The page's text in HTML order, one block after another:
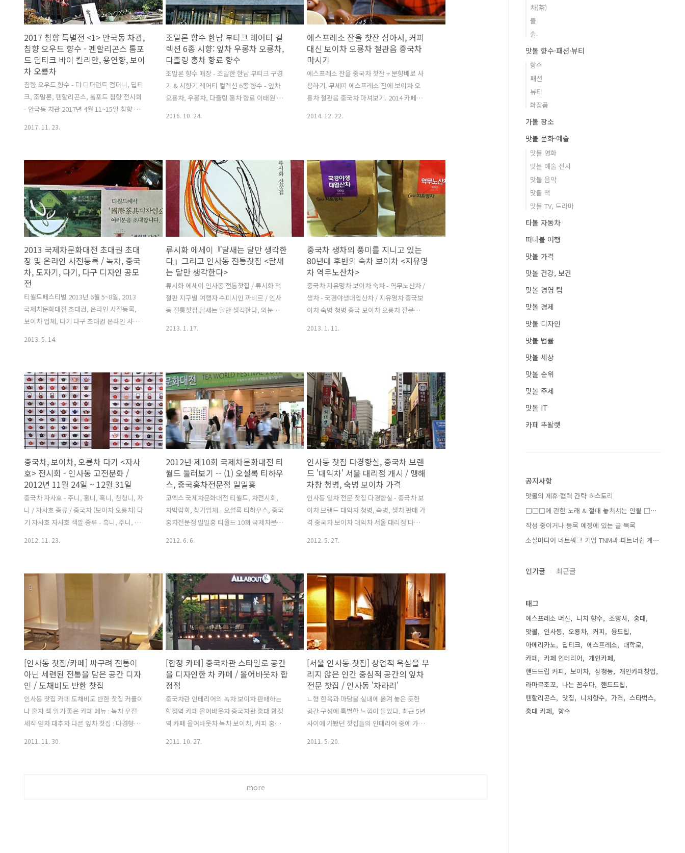
향이 높은, '뜬구름 잡거나 실체 오간 데 없이
과장 충만한 언사의 나열'이 없는, 간결하게
말고는 다른 준비 없이 달려든 기색은 안 보
이고, 오랜 준비에 고심한 흔적 담긴 ..
는 호사스러운 행동은 제정신 박힌 중이라면
할 짓이 아니라는 것 깨달았습니다. 입이라
좋은 차를 찾게 되는데, 입에 맞는 차 마시려
면 보이차 한 편(330g)에 적어도 수..
만원 골동 보이차 편당 시세 (추정)80년대:
500~1,000만원대70년대: 1,000~1,500만
차는 일반인들에게는 그림의 떡이며, 프랑스
파리 루브르 박물관이 전..
2017 침향 특별전 <1> 안국동 차관,
침향 오우드 향수 - 펜할리곤스 톰포
드 딥티크 바이 킬리안, 용연향, 보이
차 오룡차
침향 오우드 향수 - 더 디퍼런트 컴퍼니, 딥티
크, 조말론, 펜할리곤스, 톰포드 침향 전시회
- 안국동 차관 2017년 4월 11~15일 침향 도
목의 찻집. 중국차, 보이차, 오룡차, 침향 전
시 판매장. 향수 소비층(일반 소비자 + 생산
자-향수생산?교육생산)이 침향을 대하는 보
편적 모습 관찰 액상으로서 OUD 향료 함유
향수의 경험은 넓은데...넓얕, 원목 고체 침
향(沈香)은 접할 발상은 대체로 하지 않는,
상 그리고 향료 청맹과니 현상. 패션·화장품
으로서의 침향 성분 향수가 외향적이고 과..
2017. 11. 23.
조말론 향수 한남 부티크 레어티 컬
렉션 6종 시향: 잎차 우롱차 오룡차,
다즐링 홍차 향료 향수
조말론 향수 매장 - 조말한 한남 부티크 구경
기 & 시향기 레어티 컬렉션 6종 향수 - 잎차
오룡차, 우롱차, 다즐링 홍차 향료 이태원 조
매장들 중에서 Rare Teas 레어티 컬렉션 6
종을 판매하고 있는 국내 3곳 중 하나. 루이
비통 향수가 그런(롯데 에비뉴엘, 신세계 강
남) 것처럼 조말론에서 고급 라인의 한정성·
희소성·특화성을 부여하기 위해서 국내에서
는 매장 3곳에서만 판매. 레어티 판매 매장:
조말론 한남 부티크, 신세계백화점 본점, 갤
러리아 WEST 조말론 향수 전 제품을 모아 놓
은 시향대 일견..멋 없는 획일적 시향공장..
2016. 10. 24.
에스프레소 잔을 찻잔 삼아서, 커피
대신 보이차 오룡차 철관음 중국차
마시기
에스프레소 잔을 중국차 찻잔 + 문향배로 사
용하기. 무세띠 에스프레소 잔에 보이차 오
룡차 철관음 중국차 마셔보기. 2014 카페쇼
었으면 더 좋았을 것을... 보온성 뿐만 아니라
한 모금 마실 때 입술과 잔이 닿는 그립감(?)
이 좋은, 두툼한 데미타스. 커피 뿐만 아니라
잎차도 찻자리에서 발효도나 종류에 따라 따
라 2~3가지 차를 한 번에 마시는 멀티 커핑
(?)을 하는 경우가 많은데, 보이차, 오룡차,
무이암차 3명이 앉아서 3종류를 마시면 9개
의 잔에다가 다관이 3개 등장하고 거기에 다
해도 3개 필요해서 어느새 아사리판이 되는
찻자리. ..
2014. 12. 22.
2013 국제차문화대전 초대권 초대
장 및 온라인 사전등록 / 녹차, 중국
차, 도자기, 다기, 다구 디자인 공모
전
티월드페스티벌 2013년 6월 5~8일, 2013
국제차문화대전 초대권, 온라인 사전등록,
보이차 업체, 다기 다구 초대권 온라인 사전
~6.8(토) / 장소 : 삼성동 코엑스 1층 Hall B
1,2 / 입장료 : 3,000원 커피에 서울카페쇼가
있다면 차에는 국제차문화대전. 온라인 사전
등록시 : 무료 입장
http://teanews.com/2013/work/online.php
사전등록 마감시 : 현장 발권 3,000원 또는
참가업체 샵에서 초대권 배포 브로슈어 출처
2013. 5. 14.
류시화 에세이『달새는 달만 생각한
다』그리고 인사동 전통찻집 <달새
는 달만 생각한다>
류시화 에세이 인사동 전통찻집 / 류시화 책
절판 지구별 여행자 수피시인 까비르 / 인사
동 전통찻집 달새는 달만 생각한다, 외눈박
책 제목을 따서 지은 이름. 류시화 에세이
『달새는 달만 생각한다』가 절판된지 옛날
꽃날이라서 그런지, 이제는 사람들의 70%
가 류시화의 책 달새는 모르고 인사동 찻집
달새만 알고 있다. 그래서 그런지 검색엔진
에서도 온통 찻집 관련 결과들 위주로만 출력
되고 있고, 얼마나 잊혀진 책이었으면 검색
엔진에서는 그 흔한 책 표지 사진 한 장도 걸
리지 않는다. 인터넷 서점들도 표지 한 장 넣
지 않고 책 정보..
2013. 1. 17.
중국차 생차의 풍미를 지니고 있는
80년대 후반의 숙차 보이차 <지유명
차 역무노산차>
중국차 지유명차 보이차 숙차 - 역무노산차 /
생차 - 국경야생대엽산차 / 지유명차 중국보
이차 숙병 청병 중국 보이차 오룡차 전문점
년대 후반산 . 지유명차 직원의 말씀에 따르
면 역무노산차는 숙차임에도 생차가 지닌 풍
미를 보이는 특이한 숙차(숙병)이라고 한다.
그래서 그동안 마셔온 국경야생대엽산차와
비교 공부해보려고 시음 후 100g 구입
50,000원. ↑ 위는 80년대 후반에 만든 역무
노산차 : 차엽이 큼지막하고 시래기 말려 놓
은 모냥 ↓ 아래는 94년에 만든 국경야생대
엽산차 * 관련 글 중국차 입문자에게 추천할
만한 매우 훈..
2013. 1. 11.
중국차, 보이차, 오룡차 다기 <자사
호> 전시회 - 인사동 고전문화 /
2012년 11월 24일 ~ 12월 31일
중국차 자사호 - 주니, 홍니, 흑니, 천청니, 자
니 / 자사호 종류 / 중국차 (보이차 오룡차) 다
기 자사호 자사호 색깔 종류 - 흑니, 주니, 천
인사동 164. 고전문화 문의 : 02-722-0103
2012. 11. 23.
2012년 제10회 국제차문화대전 티
월드 둘러보기 -- (1) 오설록 티하우
스, 중국홍차전문점 밀밀홍
코엑스 국제차문화대전 티월드, 차전시회,
차박람회, 참가업체 - 오설록 티하우스, 중국
홍차전문점 밀밀홍 티월드 10회 국제차문화
렸다. 벌써 10회째. 작년에 B홀에서 열렸던
전시회가 올해는 코엑스의 가장 명당 A홀에
자리를 잡았다. A홀은 도서전, 디자인리빙페
어, 모터쇼 등 대중성과 흥행성이 높은 주제
들에 할애되는 지역인데, 국제차문화대전에
서 이곳을 접수했다는 건 차전시회의 흥행성
이 높아졌다는 뜻이겠다. 관람객 등록카드
작성. 차문화대전 뿐만 아니라 코엑스에서
열리는 거의 모든 전시회들은 등록카드를 작
성한다. 등록카드는 주요한 개인정보를 요구
하는 내용. 법원 판례에서 개인정보 1건의..
2012. 6. 6.
인사동 찻집 다경향실, 중국차 브랜
드 '대익차' 서울 대리점 개시 / 맹해
차창 청병, 숙병 보이차 가격
인사동 잎차 전문 찻집 다경향실 - 중국차 보
이차 브랜드 대익차 청병, 숙병, 생차 판매 가
격 중국차 보이차 대익차 서울 대리점 다경향
제대로 걸을 수 없는 현상이, 요즘은 인사동
주말 거리에도 나타난다. 인사동 (전통)찻집
의 맏형 다경향실 앞에 못보던 광고판이 서
있다. 대익보이차 인사동 대리점 인사동 다
경향실 전화 02-723-3651 * 관련 글 - 25년
째 인사동을 지켜오고 있는 잎차 전문 찻집 /
다경향실 - 인사동, 옥석 가리기 -- (2) 찻집
다경향실 다경향실 2층 창으로 내다본 거리
대익차 간판이 궁금해서 다경향실에 냉큼 올
라가서 주인 아저씨에게 이런 저런 것..
2012. 5. 27.
[인사동 찻집/카페] 싸구려 전통이
아닌 세련된 전통을 담은 공간 디자
인 / 도채비도 반한 찻집
인사동 찻집 카페 도채비도 반한 찻집 커플이
나 혼자 책 읽기 좋은 카페 메뉴 : 녹차 우전
세작 잎차 대추차 다른 잎차 찻집 : 다경향실,
2011. 11. 30.
[합정 카페] 중국차관 스타일로 공간
을 디자인한 차 카페 / 올어바웃차 합
정점
중국차관 인테리어의 녹차 보이차 판매하는
합정역 카페 올어바웃차 중국차관 홍대 합정
역 카페 올어바웃차 녹차 보이차, 커피 홍차
11월 2일자로 리뷰 본문 및 총평의 내용을 수
2011. 10. 27.
[서울 인사동 찻집] 상업적 욕심을 부
리지 않은 인간 중심적 공간의 잎차
전문 찻집 / 인사동 '차라리'
ㄴ형 한옥과 마당을 실내에 옮겨 놓은 듯한
공간 구성에 특별한 느낌이 들었다. 최근 5년
사이에 가봤던 찻집들의 인테리어 중에 가장
2011. 5. 20.
more
차(茶)
물
술
맛볼 향수·패션·뷰티
향수
패션
뷰티
화장품
가볼 장소
맛볼 문화·예술
맛볼 영화
맛볼 예술 전시
맛볼 음악
맛볼 책
맛볼 TV, 드라마
타볼 자동차
떠나볼 여행
맛볼 가격
맛볼 건강, 보건
맛볼 경영 팁
맛볼 경제
맛볼 디자인
맛볼 법률
맛볼 세상
맛볼 순위
맛볼 주제
맛볼 IT
카페 뚜왈렛
공지사항
맛볼의 제휴·협력 간략 히스토리
□□□에 관한 노래 & 절대 놓쳐서는 안될 □⋯
작성 중이거나 등록 예정에 있는 글 목록
소셜미디어 네트워크 기업 TNM과 파트너쉽 계⋯
인기글 최근글
태그
에스프레소 머신 니치 향수 조향사
홍대
맛볼
인사동 오룡차 커피
융드립
아메리카노
딥티크 에스프레소
대학로
카페
카페 인테리어
개인카페
핸드드립 커피
보이차 삼청동
개인카페창업
라마르조꼬
나는 꼼수다
핸드드립
펜할리곤스
맛집 니치향수 가격
스타벅스
홍대 카페
향수